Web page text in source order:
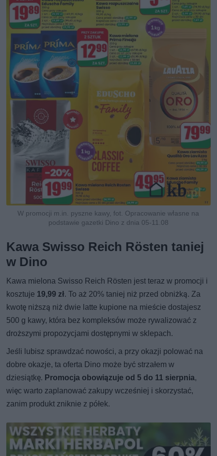
W promocji m.in. pyszne kawy, fot. Opracowanie własne na
podstawie gazetki Dino z dnia 05-11.08
Kawa Swisso Reich Rösten taniej
w Dino
Kawa mielona Swisso Reich Rösten jest teraz w promocji i
kosztuje 19,99 zł. To aż 20% taniej niż przed obniżką. Za
kwotę niższą niż dwie latte kupione na mieście dostajesz
500 g kawy, która bez kompleksów może rywalizować z
droższymi propozycjami dostępnymi w sklepach.
Jeśli lubisz sprawdzać nowości, a przy okazji polować na
dobre okazje, ta oferta Dino może być strzałem w
dziesiątkę. Promocja obowiązuje od 5 do 11 sierpnia,
więc warto zaplanować zakupy wcześniej i skorzystać,
zanim produkt zniknie z półek.